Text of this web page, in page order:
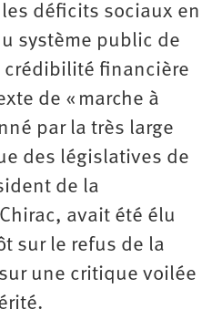
déficits sociaux en
système public de
crédibilité financière
de « marche à
par la très large
des législatives de
de la
avait été élu
sur le refus de la
une critique voilée